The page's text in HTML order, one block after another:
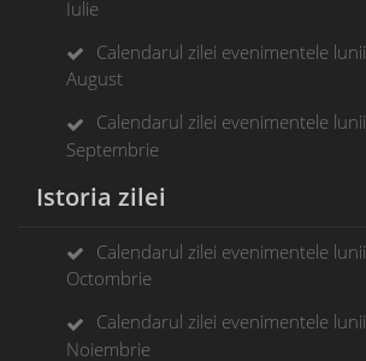
Iulie
Calendarul zilei evenimentele lunii
August
Calendarul zilei evenimentele lunii
Septembrie
Istoria zilei
Calendarul zilei evenimentele lunii
Octombrie
Calendarul zilei evenimentele lunii
Noiembrie